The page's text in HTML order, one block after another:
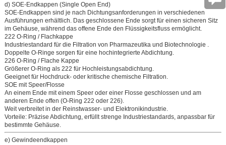
d) SOE-Endkappen (Single Open End)
SOE-Endkappen sind je nach Dichtungsanforderungen in verschiedenen
Ausführungen erhältlich. Das geschlossene Ende sorgt für einen sicheren Sitz
im Gehäuse, während das offene Ende den Flüssigkeitsfluss ermöglicht.
222 O-Ring / Flachkappe
Industriestandard für die Filtration von Pharmazeutika und Biotechnologie
Doppelte O-Ringe sorgen für eine hochintegrierte Abdichtung.
226 O-Ring / Flache Kappe
Größerer O-Ring als 222 für Hochleistungsabdichtung.
Geeignet für Hochdruck- oder kritische chemische Filtration.
SOE mit Speer/Flosse
An einem Ende mit einem Speer oder einer Flosse geschlossen und am
anderen Ende offen (O-Ring 222 oder 226).
Weit verbreitet in der Reinstwasser- und Elektronikindustrie.
Vorteile:Präzise Abdichtung, erfüllt strenge Industriestandards, anpassbar für
bestimmte Gehäuse.
e) Gewindeendkappen